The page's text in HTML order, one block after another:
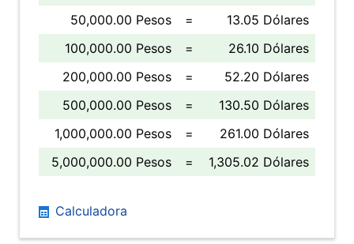
50,000.00 Pesos
=
13.05 Dólares
100,000.00 Pesos
=
26.10 Dólares
200,000.00 Pesos
=
52.20 Dólares
500,000.00 Pesos
=
130.50 Dólares
1,000,000.00 Pesos
=
261.00 Dólares
5,000,000.00 Pesos
= 1,305.02 Dólares
Calculadora